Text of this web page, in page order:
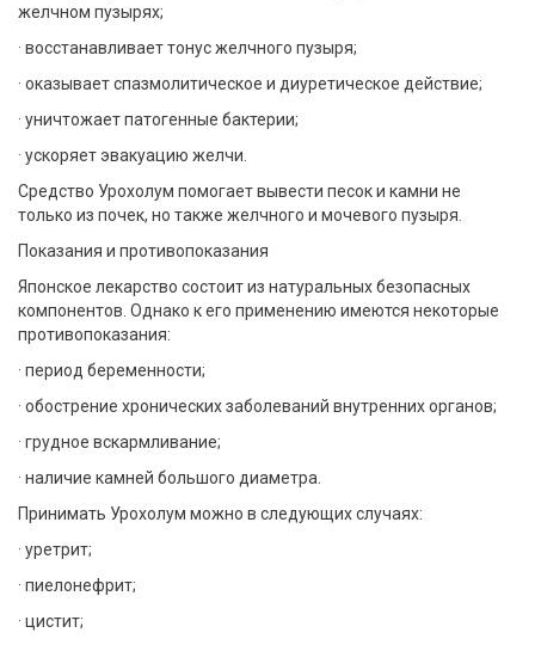
желчном пузырях;
· восстанавливает тонус желчного пузыря;
· оказывает спазмолитическое и диуретическое действие;
· уничтожает патогенные бактерии;
· ускоряет эвакуацию желчи.
Средство Урохолум помогает вывести песок и камни не
только из почек, но также желчного и мочевого пузыря.
Показания и противопоказания
Японское лекарство состоит из натуральных безопасных
компонентов. Однако к его применению имеются некоторые
противопоказания:
· период беременности;
· обострение хронических заболеваний внутренних органов;
· грудное вскармливание;
· наличие камней большого диаметра.
Принимать Урохолум можно в следующих случаях:
· уретрит;
· пиелонефрит;
· цистит;